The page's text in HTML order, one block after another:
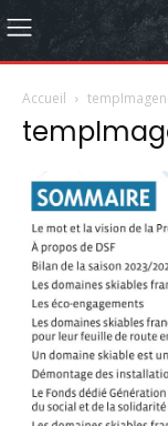
Accueil